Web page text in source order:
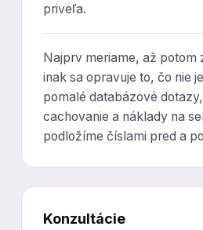
priveľa.
Najprv meriame, až
inak sa opravuje to, čo nie
pomalé databázové
cachovanie a náklady na
podložíme číslami pred a
Konzultácie